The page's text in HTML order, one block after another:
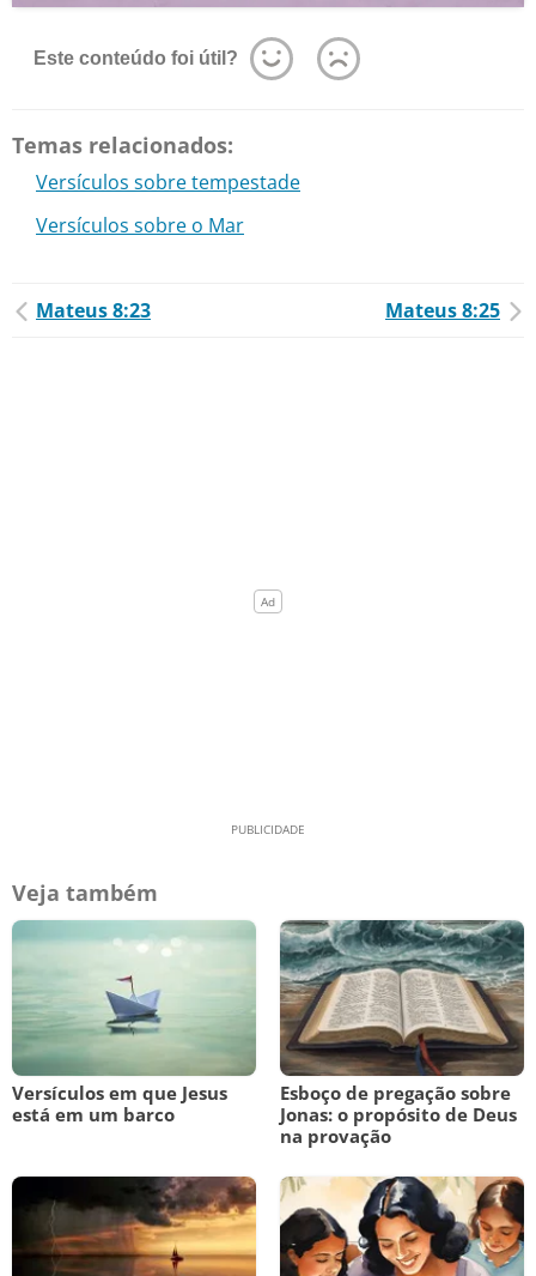
Este conteúdo foi útil?
Temas relacionados:
Versículos sobre tempestade
Versículos sobre o Mar
Mateus 8:23 Mateus 8:25
Veja também
Versículos em que Jesus
está em um barco
Esboço de pregação sobre
Jonas: o propósito de Deus
na provação